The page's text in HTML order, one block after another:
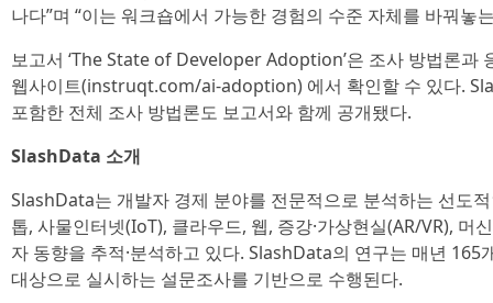
나다”며 “이는 워크숍에서 가능한 경험의 수준 자체를 바꿔놓
보고서 ‘The State of Developer Adoption’은 조사 방법론
웹사이트(instruqt.com/ai-adoption) 에서 확인할 수 있다.
포함한 전체 조사 방법론도 보고서와 함께 공개됐다.
SlashData 소개
SlashData는 개발자 경제 분야를 전문적으로 분석하는 선도
톱, 사물인터넷(IoT), 클라우드, 웹, 증강·가상현실(AR/VR), 머
자 동향을 추적·분석하고 있다. SlashData의 연구는 매년
대상으로 실시하는 설문조사를 기반으로 수행된다.